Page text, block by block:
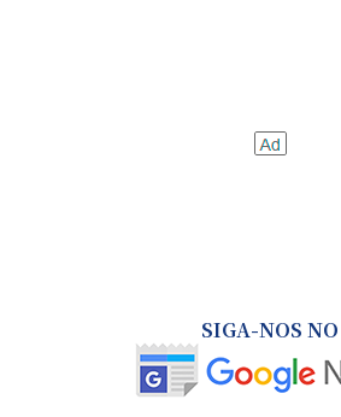
SIGA-NOS NO